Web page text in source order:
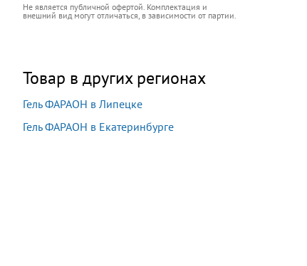
Не является публичной офертой. Комплектация и
внешний вид могут отличаться, в зависимости от партии.
Товар в других регионах
Гель ФАРАОН в Липецке
Гель ФАРАОН в Екатеринбурге